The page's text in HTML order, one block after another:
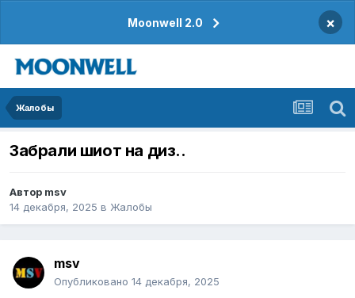
Moonwell 2.0 ×
Жалобы
Забрали шиот на диз..
Автор msv
14 декабря, 2025 в Жалобы
msv
Опубликовано 14 декабря, 2025